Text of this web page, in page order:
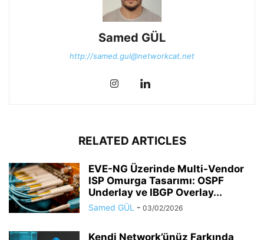
Samed GÜL
http://samed.gul@networkcat.net
RELATED ARTICLES
EVE-NG Üzerinde Multi-Vendor
ISP Omurga Tasarımı: OSPF
Underlay ve IBGP Overlay...
Samed GÜL - 03/02/2026
Kendi Network’ünüz Farkında